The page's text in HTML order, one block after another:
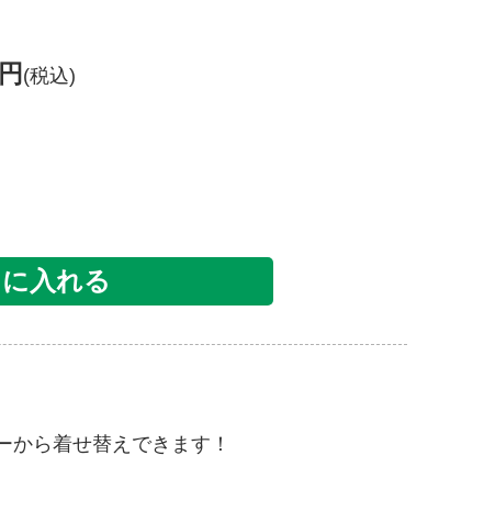
(税込)
入れる
ら着せ替えできます！